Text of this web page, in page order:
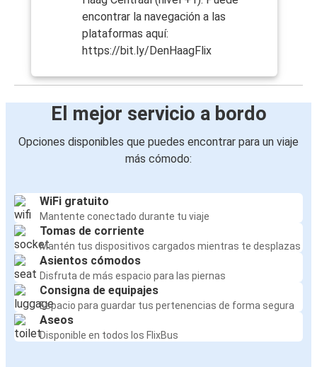
encontrar la navegación a las
plataformas aquí:
https://bit.ly/DenHaagFlix
El mejor servicio a bordo
Opciones disponibles que puedes encontrar para un viaje
más cómodo:
WiFi gratuito
Mantente conectado durante tu viaje
Tomas de corriente
Mantén tus dispositivos cargados mientras te desplazas
Asientos cómodos
Disfruta de más espacio para las piernas
Consigna de equipajes
Espacio para guardar tus pertenencias de forma segura
Aseos
Disponible en todos los FlixBus